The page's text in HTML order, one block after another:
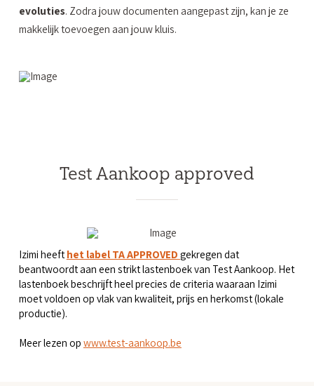
evoluties. Zodra jouw documenten aangepast zijn, kan je ze
makkelijk toevoegen aan jouw kluis.
Test Aankoop approved
Izimi heefthet label TA APPROVED gekregen dat
beantwoordt aan een strikt lastenboek van Test Aankoop. Het
lastenboek beschrijft heel precies de criteria waaraan Izimi
moet voldoen op vlak van kwaliteit, prijs en herkomst (lokale
productie).
Meer lezen op www.test-aankoop.be